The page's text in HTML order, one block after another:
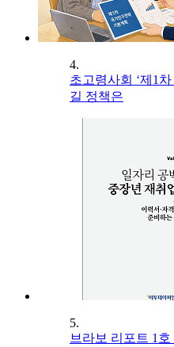
4.
초고령사회 ‘제1
길 정책은
5.
브라보 리포트 1호